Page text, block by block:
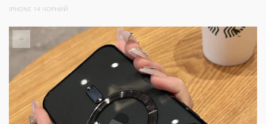
IPHONE 14 ЧОРНИЙ
+